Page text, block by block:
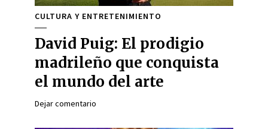
CULTURA Y ENTRETENIMIENTO
David Puig: El prodigio
madrileño que conquista
el mundo del arte
Dejar comentario